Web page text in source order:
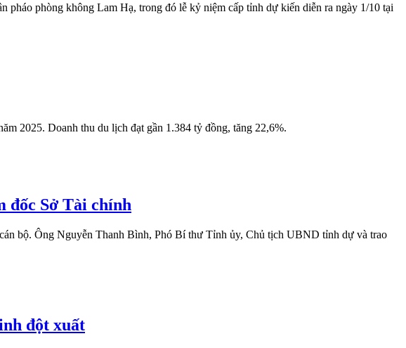
phòng không Lam Hạ, trong đó lễ kỷ niệm cấp tỉnh dự kiến diễn ra ngày 1/10 tại
2025. Doanh thu du lịch đạt gần 1.384 tỷ đồng, tăng 22,6%.
đốc Sở Tài chính
bộ. Ông Nguyễn Thanh Bình, Phó Bí thư Tỉnh ủy, Chủ tịch UBND tỉnh dự và trao
đột xuất